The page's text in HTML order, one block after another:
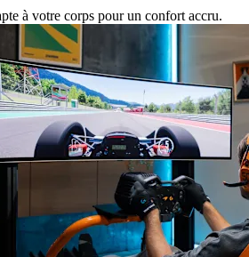
à votre corps pour un confort accru.